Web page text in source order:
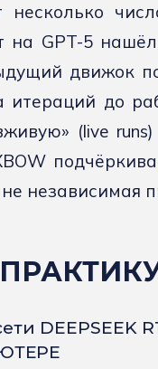
несколько
на GPT-5
движок
итераций до
(live
независимая
DEEPSEEK